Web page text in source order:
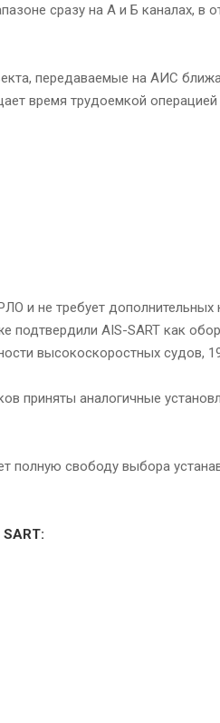
сразу на А и Б каналах, в
передаваемые на АИС
время трудоемкой операцией
и не требует
подтвердили AIS-SART как
высокоскоростных судов,
приняты аналогичные
свободу выбора